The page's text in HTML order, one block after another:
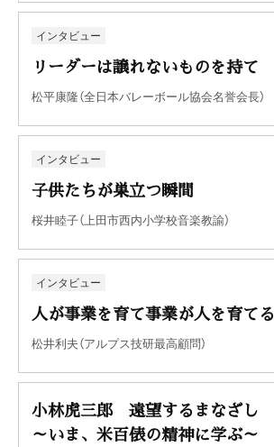
インタビュー
リーダーは譲れないものを持て
松平康隆（全日本バレーボール協会名誉会長）
インタビュー
子供たちが巣立つ瞬間
桜井睦子（上田市西内小学校音楽教諭）
インタビュー
人が事業を育て事業が人を育てる
松井利夫（アルプス技研最高顧問）
小林虎三郎 遠望するまなざし
～いま、米百俵の精神に学ぶ～